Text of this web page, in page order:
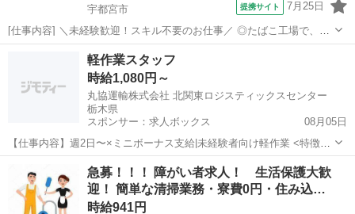
宇都宮市
提携サイト 7月25日
[仕事内容] ＼未経験歓迎！スキル不要のお仕事／ ◎たばこ工場で、清
掃や作業服のメンテナンス、庶務業務をお任せします！ ◎クリーンル
ームでの作業なので環境も快適♪無理なく働けます。 ◎特別なスキル
や経験は不要！未経験からでも...
宇都宮市 清掃
軽作業スタッフ
時給1,080円～
丸協運輸株式会社 北関東ロジスティックスセンター
栃木県
スポンサー：求人ボックス
08月05日
【仕事内容】週2日〜×ミニボーナス支給|未経験者向け軽作業 <特徴・
メリット> 制服貸与 有資格者歓迎 社会保険完備 固定時間制 受動喫煙
対策: 屋内原則禁煙 <職種> 倉庫作業員 <雇用形態> 職業紹介(パート・
アルバイト) <...
アルバイト・パート
急募！！！ 障がい者求人！ 生活保護大歓
迎！ 簡単な清掃業務・寮費0円・住み込…
時給941円